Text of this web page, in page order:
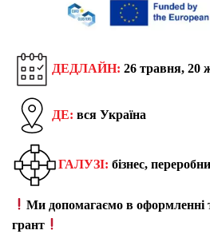
ДЕДЛАЙН: 26 травня, 20
ДЕ: вся Україна
ГАЛУЗІ: бізнес,
Ми допомагаємо в оформленні
грант